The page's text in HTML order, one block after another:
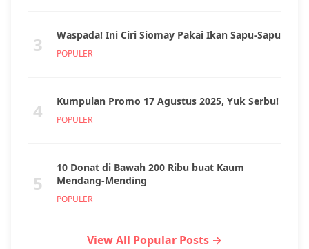
3 Waspada! Ini Ciri Siomay Pakai Ikan Sapu-Sapu
POPULER
4 Kumpulan Promo 17 Agustus 2025, Yuk Serbu!
POPULER
5
10 Donat di Bawah 200 Ribu buat Kaum
Mendang-Mending
POPULER
View All Popular Posts →